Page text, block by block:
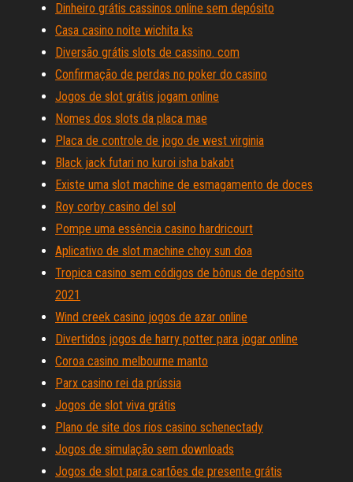
Dinheiro grátis cassinos online sem depósito
Casa casino noite wichita ks
Diversão grátis slots de cassino. com
Confirmação de perdas no poker do casino
Jogos de slot grátis jogam online
Nomes dos slots da placa mae
Placa de controle de jogo de west virginia
Black jack futari no kuroi isha bakabt
Existe uma slot machine de esmagamento de doces
Roy corby casino del sol
Pompe uma essência casino hardricourt
Aplicativo de slot machine choy sun doa
Tropica casino sem códigos de bônus de depósito
2021
Wind creek casino jogos de azar online
Divertidos jogos de harry potter para jogar online
Coroa casino melbourne manto
Parx casino rei da prússia
Jogos de slot viva grátis
Plano de site dos rios casino schenectady
Jogos de simulação sem downloads
Jogos de slot para cartões de presente grátis